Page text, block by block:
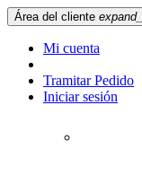
Área del cliente
Mi cuenta
Tramitar Pedido
Iniciar sesión